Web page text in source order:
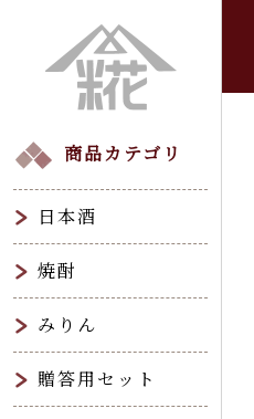
商品カテゴリ
日本酒
焼酎
みりん
贈答用セット